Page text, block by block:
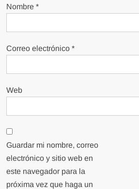
Nombre*
Correo electrónico*
Web
Guardar mi nombre, correo
electrónico y sitio web en
este navegador para la
próxima vez que haga un